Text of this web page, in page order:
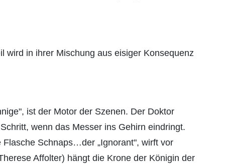
wird in ihrer Mischung aus eisiger Konsequenz
ist der Motor der Szenen. Der Doktor
wenn das Messer ins Gehirn eindringt.
Schnaps…der „Ignorant", wirft vor
Affolter) hängt die Krone der Königin der